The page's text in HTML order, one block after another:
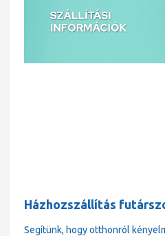
Házhozszállítás
Segítünk, hogy otthonról